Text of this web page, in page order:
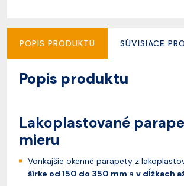
POPIS PRODUKTU SÚVISIACE
Popis produktu
Lakoplastované
mieru
Vonkajšie okenné parapety z
šírke od 150 do 350 mm a v dĺžkach